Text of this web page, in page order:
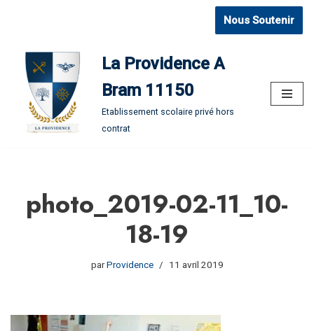
contenu
Nous Soutenir
La Providence A
Bram 11150
Etablissement scolaire privé hors
contrat
photo_2019-02-11_10-
18-19
parProvidence 11 avril 2019